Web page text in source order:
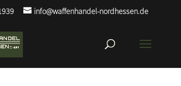
info@waffenhandel-nordhessen.de